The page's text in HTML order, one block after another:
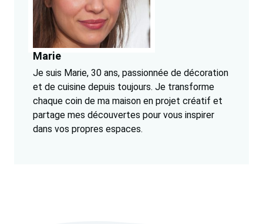
Marie
Je suis Marie, 30 ans, passionnée de décoration
et de cuisine depuis toujours. Je transforme
chaque coin de ma maison en projet créatif et
partage mes découvertes pour vous inspirer
dans vos propres espaces.